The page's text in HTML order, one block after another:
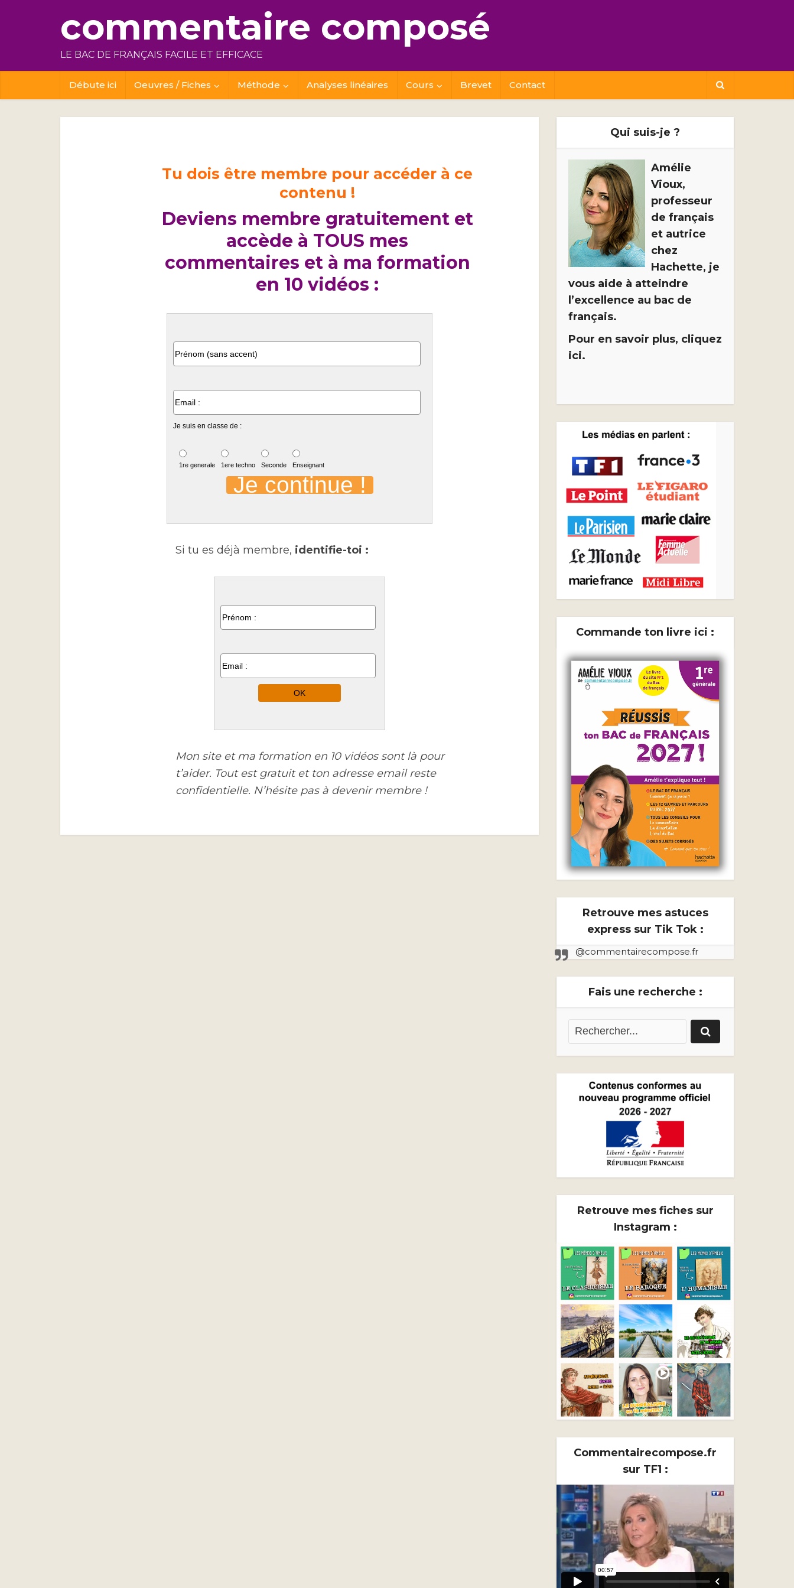
commentaire composé
LE BAC DE FRANÇAIS FACILE ET EFFICACE
Débute ici Oeuvres / Fiches Méthode Analyses linéaires Cours Brevet Contact
Tu dois être membre pour accéder à ce
contenu !
Deviens membre gratuitement et
accède à TOUS mes
commentaires et à ma formation
en 10 vidéos :
Je suis en classe de :
1re generale 1ere techno Seconde Enseignant
Si tu es déjà membre, identifie-toi :
Mon site et ma formation en 10 vidéos sont là pour
t’aider. Tout est gratuit et ton adresse email reste
confidentielle. N’hésite pas à devenir membre !
Qui suis-je ?
Amélie
Vioux,
professeur
de français
et autrice
chez
Hachette, je
vous aide à atteindre
l’excellence au bac de
français.
Pour en savoir plus, cliquez
ici.
Commande ton livre ici :
Retrouve mes astuces
express sur Tik Tok :
@commentairecompose.fr
Fais une recherche :
Retrouve mes fiches sur
Instagram :
Commentairecompose.fr
sur TF1 :